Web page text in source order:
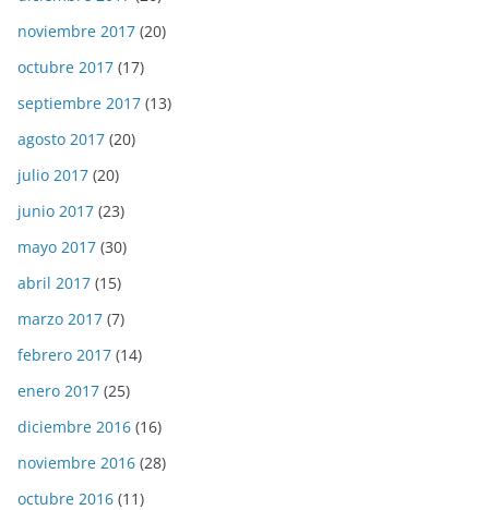
noviembre 2017 (20)
octubre 2017 (17)
septiembre 2017 (13)
agosto 2017 (20)
julio 2017 (20)
junio 2017 (23)
mayo 2017 (30)
abril 2017 (15)
marzo 2017 (7)
febrero 2017 (14)
enero 2017 (25)
diciembre 2016 (16)
noviembre 2016 (28)
octubre 2016 (11)